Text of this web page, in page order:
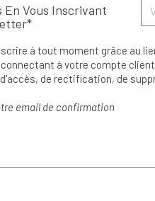
En Vous Inscrivant
à tout moment grâce au
à votre compte
de rectification, de
email de confirmation